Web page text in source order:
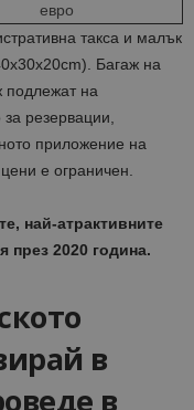
евро
такса и малък
Багаж на
подлежат на
резервации,
приложение на
е ограничен.
най-атрактивните
през 2020 година.
в
в